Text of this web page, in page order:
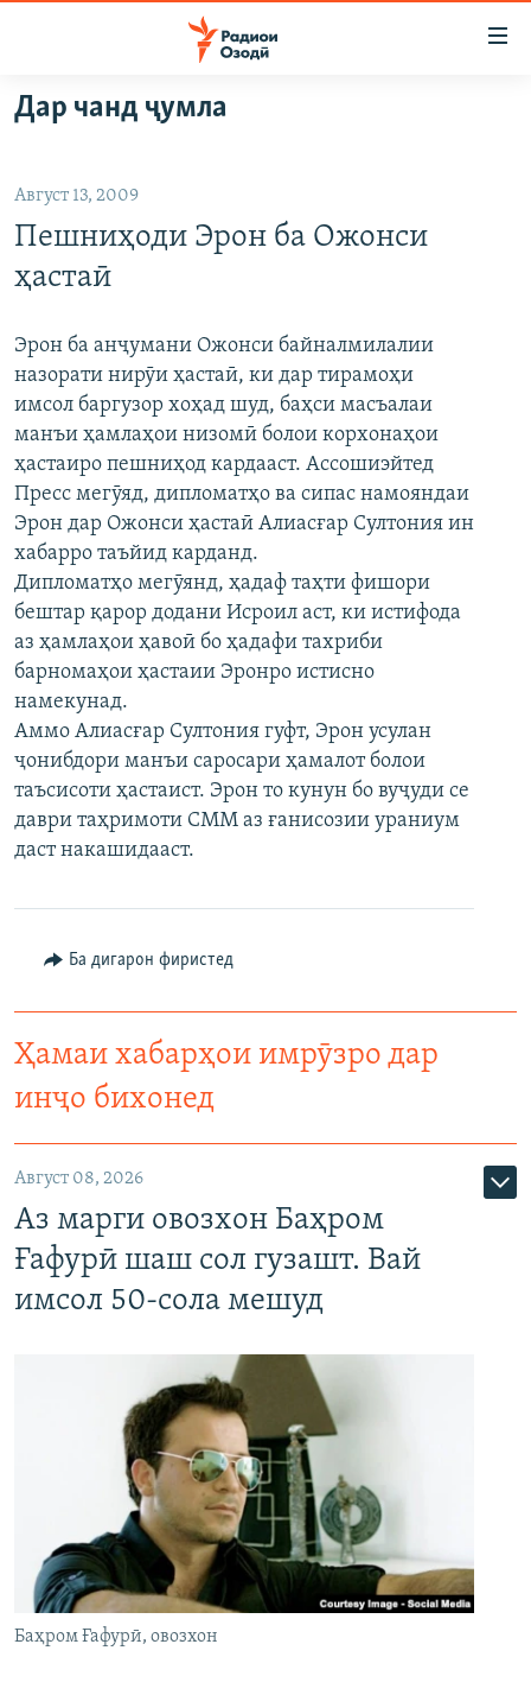
Ҷаҳиш
ба
аслӣ
Ҷаҳиш
ба
феҳристи
Ҷаҳиш
ҷустор
ГӮШАҲО
ОСИЁИ МАРКАЗӢ
ФАРҲАНГ
МЕҲМОНИ ОЗОДӢ
ВАРЗИШ
РӮЗГОРИ МУҲОҶИР
САЛОМ, ХОҲАР
ТАҲҚИҚОТ
ҶАНГ ДАР УКРАИНА
НАЗАРИ МАРДУМ
БЛОГИСТОН
ОЗОДӢ ОНЛАЙН
ЧАНДРАСОНАӢ
ВИДЕО
НИГОРИСТОН
ГУЗОРИШҲОИ РАДИОӢ
РӮЙХАТҲО
КИТОБҲОИ ОЗОДӢ
Русский
ПАЙГИРӢ КУНЕД
Ҳамаи сомонаҳои RFE/RL
Дар чанд ҷумла
Август 13, 2009
Пешниҳоди Эрон ба Ожонси
ҳастаӣ
Эрон ба анҷумани Ожонси байналмилалии
назорати нирӯи ҳастаӣ, ки дар тирамоҳи
имсол баргузор хоҳад шуд, баҳси масъалаи
манъи ҳамлаҳои низомӣ болои корхонаҳои
ҳастаиро пешниҳод кардааст. Ассошиэйтед
Пресс мегӯяд, дипломатҳо ва сипас намояндаи
Эрон дар Ожонси ҳастаӣ Алиасғар Султония ин
хабарро таъйид карданд.
Дипломатҳо мегӯянд, ҳадаф таҳти фишори
бештар қарор додани Исроил аст, ки истифода
аз ҳамлаҳои ҳавоӣ бо ҳадафи тахриби
барномаҳои ҳастаии Эронро истисно
намекунад.
Аммо Алиасғар Султония гуфт, Эрон усулан
ҷонибдори манъи саросари ҳамалот болои
таъсисоти ҳастаист. Эрон то кунун бо вуҷуди се
даври таҳримоти СММ аз ғанисозии ураниум
даст накашидааст.
Ба дигарон фиристед
Ҳамаи хабарҳои имрӯзро дар
инҷо бихонед
Август 08, 2026
Аз марги овозхон Баҳром
Ғафурӣ шаш сол гузашт. Вай
имсол 50-сола мешуд
Баҳром Ғафурӣ, овозхон